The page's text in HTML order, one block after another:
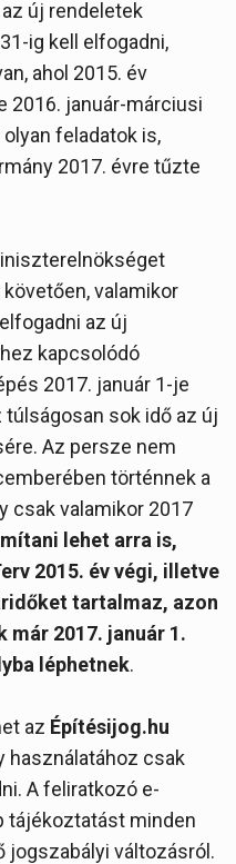
új rendeletek
ig kell elfogadni,
ahol 2015. év
2016. január-márciusi
feladatok is,
2017. évre tűzte
valamikor
az új
kapcsolódó
2017. január 1-je
sok idő az új
Az persze nem
történnek a
csak valamikor 2017
lehet arra is,
2015. év végi, illetve
tartalmaz, azon
már 2017. január 1.
léphetnek.
az Építésijog.hu
használatához csak
A feliratkozó e-
tájékoztatást minden
jogszabályi változásról.